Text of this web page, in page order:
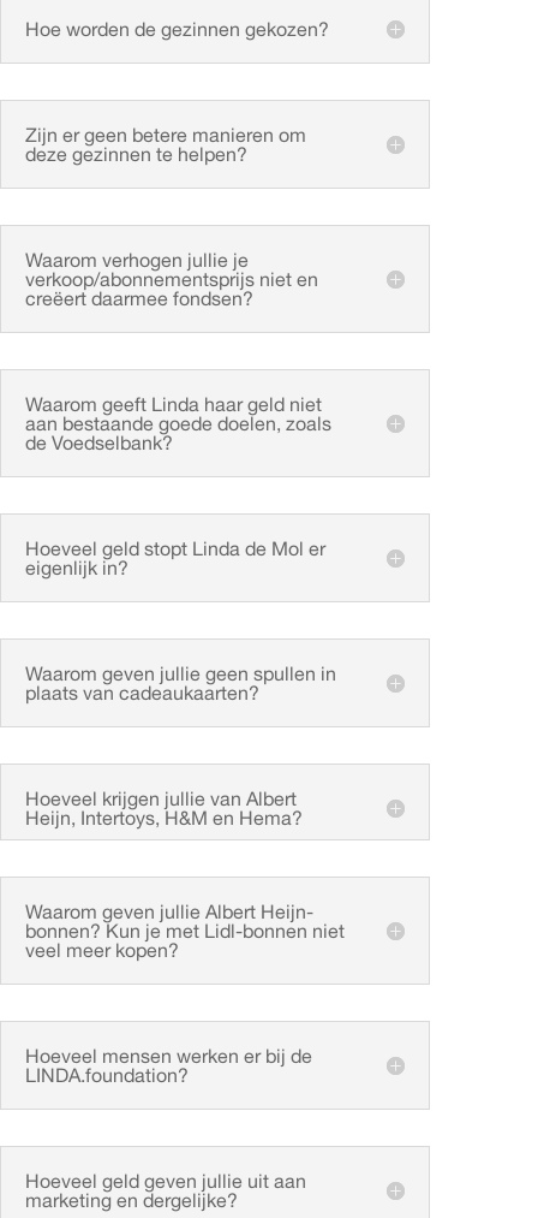
Hoe worden de gezinnen gekozen?
Zijn er geen betere manieren om
deze gezinnen te helpen?
Waarom verhogen jullie je
verkoop/abonnementsprijs niet en
creëert daarmee fondsen?
Waarom geeft Linda haar geld niet
aan bestaande goede doelen, zoals
de Voedselbank?
Hoeveel geld stopt Linda de Mol er
eigenlijk in?
Waarom geven jullie geen spullen in
plaats van cadeaukaarten?
Hoeveel krijgen jullie van Albert
Heijn, Intertoys, H&M en Hema?
Waarom geven jullie Albert Heijn-
bonnen? Kun je met Lidl-bonnen niet
veel meer kopen?
Hoeveel mensen werken er bij de
LINDA.foundation?
Hoeveel geld geven jullie uit aan
marketing en dergelijke?